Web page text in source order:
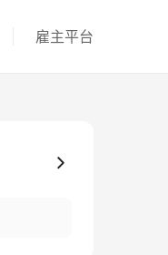
雇主平台